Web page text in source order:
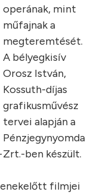
operának, mint
műfajnak a
megteremtését.
A bélyegkisív
Orosz István,
Kossuth-díjas
grafikusművész
tervei alapján a
Pénzjegynyomda
Zrt.-ben készült.
filmjei